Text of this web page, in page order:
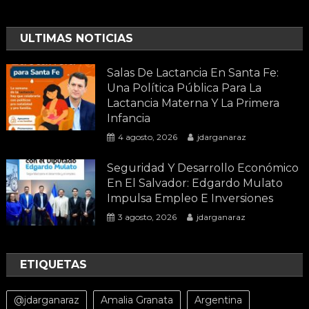
ULTIMAS NOTICIAS
Salas De Lactancia En Santa Fe:
Una Política Pública Para La
Lactancia Materna Y La Primera
Infancia
4 agosto, 2026 jdarganaraz
Seguridad Y Desarrollo Económico
En El Salvador: Edgardo Mulato
Impulsa Empleo E Inversiones
3 agosto, 2026 jdarganaraz
ETIQUETAS
@jdarganaraz Amalia Granata Argentina